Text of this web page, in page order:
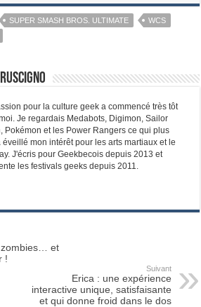
SUPER SMASH BROS. ULTIMATE
WCS
pour la culture geek a commencé très tôt
Je regardais Medabots, Digimon, Sailor
Pokémon et les Power Rangers ce qui plus
éveillé mon intérêt pour les arts martiaux et le
J'écris pour Geekbecois depuis 2013 et
les festivals geeks depuis 2011.
zombies… et
!
Suivant
Erica : une expérience
interactive unique, satisfaisante
et qui donne froid dans le dos